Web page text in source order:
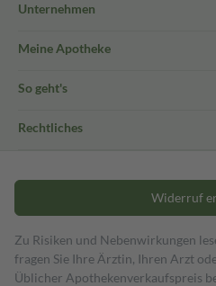
Unternehmen
Meine Apotheke
So geht's
Rechtliches
Widerruf
Zu Risiken und Nebenwirkungen
fragen Sie Ihre Ärztin, Ihren Arzt
Üblicher Apothekenverkaufspreis